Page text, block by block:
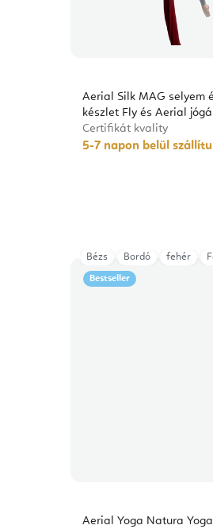
Aerial Silk MAG selyem
készlet Fly és Aerial
Certifikát kvality
5-7 napon belül
Bestseller
Aerial Yoga Natura
Bézs Bordó fehér